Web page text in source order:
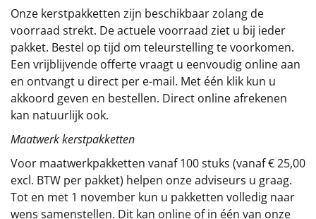
Particulier
Kerstgeschenken 2026
Relatiegeschenken
Cadeaubon
Per stuk
Alle overige
Onze kerstpakketten zijn beschikbaar zolang de
voorraad strekt. De actuele voorraad ziet u bij ieder
pakket. Bestel op tijd om teleurstelling te voorkomen.
Een vrijblijvende offerte vraagt u eenvoudig online aan
en ontvangt u direct per e-mail. Met één klik kun u
akkoord geven en bestellen. Direct online afrekenen
kan natuurlijk ook.
Maatwerk kerstpakketten
Voor maatwerkpakketten vanaf 100 stuks (vanaf € 25,00
excl. BTW per pakket) helpen onze adviseurs u graag.
Tot en met 1 november kun u pakketten volledig naar
wens samenstellen. Dit kan online of in één van onze